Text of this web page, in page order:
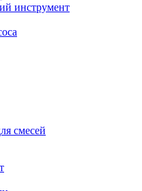
инструмент
смесей